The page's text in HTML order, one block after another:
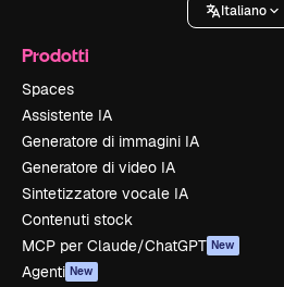
Italiano
Prodotti
Spaces
Assistente IA
Generatore di immagini IA
Generatore di video IA
Sintetizzatore vocale IA
Contenuti stock
MCP per Claude/ChatGPT New
Agenti New